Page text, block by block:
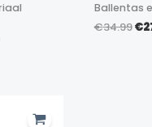
Huidige
Ballentas
€34.99€